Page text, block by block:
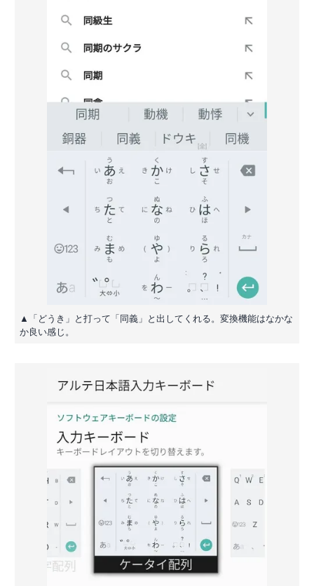
▲「どうき」と打って「同義」と出してくれる。変換機能はなかな
か良い感じ。